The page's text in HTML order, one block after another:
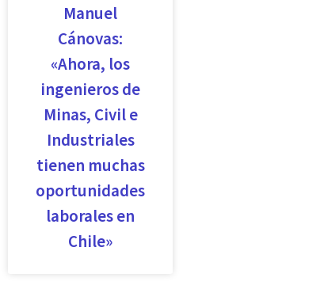
Manuel
Cánovas:
«Ahora, los
ingenieros de
Minas, Civil e
Industriales
tienen muchas
oportunidades
laborales en
Chile»